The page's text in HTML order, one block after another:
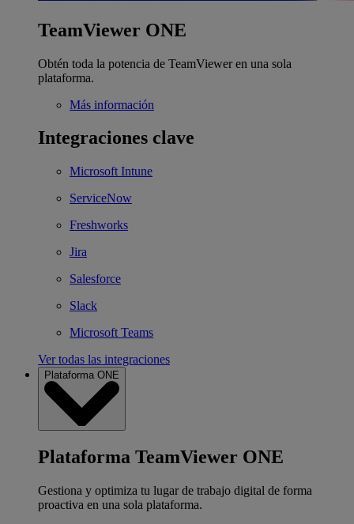
TeamViewer ONE
Obtén toda la potencia de TeamViewer en una sola
plataforma.
Más información
Integraciones clave
Microsoft Intune
ServiceNow
Freshworks
Jira
Salesforce
Slack
Microsoft Teams
Ver todas las integraciones
Plataforma ONE
Plataforma TeamViewer ONE
Gestiona y optimiza tu lugar de trabajo digital de forma
proactiva en una sola plataforma.